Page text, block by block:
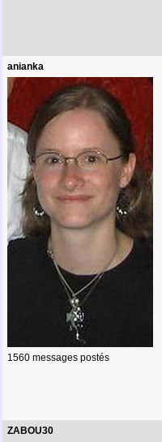
anianka
1560 messages postés
ZABOU30